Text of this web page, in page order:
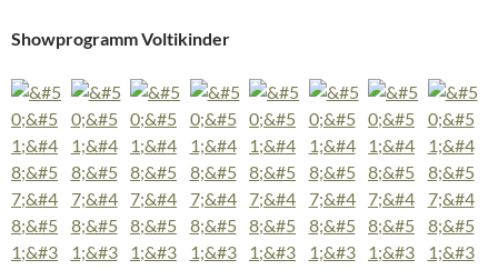
Showprogramm Voltikinder